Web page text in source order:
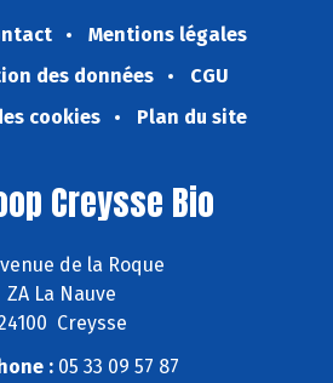
Mentions légales
des données
CGU
cookies
Plan du site
Creysse Bio
de la Roque
ZA La Nauve
Creysse
:05 33 09 57 87